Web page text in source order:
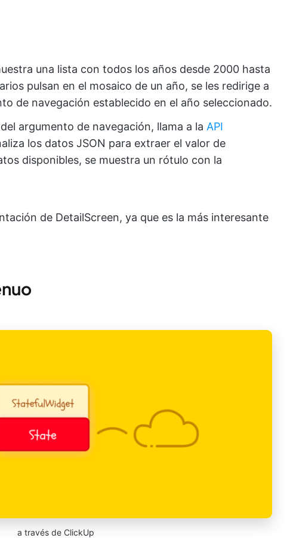
una lista con todos los años desde 2000 hasta
pulsan en el mosaico de un año, se les redirige a
de navegación establecido en el año seleccionado.
argumento de navegación, llama a la API
los datos JSON para extraer el valor de
disponibles, se muestra un rótulo con la
de DetailScreen, ya que es la más interesante
a través de ClickUp